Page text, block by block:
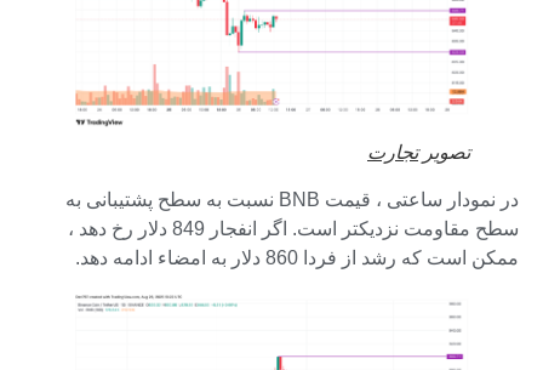
تصویرتجارت
در نمودار ساعتی ، قیمت BNB نسبت به سطح پشتیبانی به
سطح مقاومت نزدیکتر است. اگر انفجار 849 دلار رخ دهد ،
ممکن است که رشد از فردا 860 دلار به امضاء ادامه دهد.